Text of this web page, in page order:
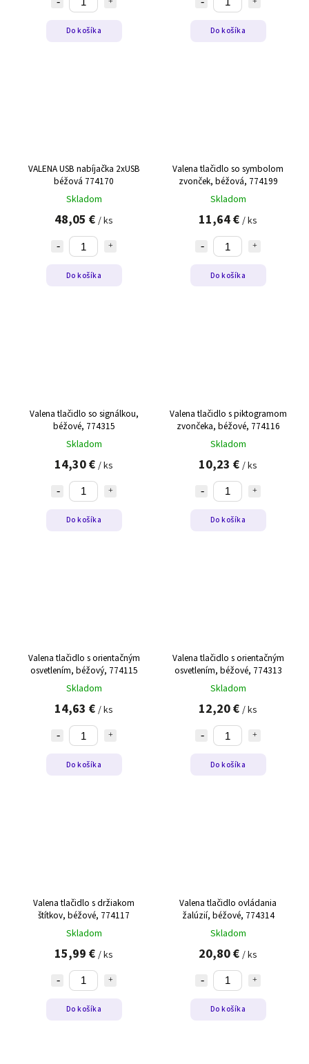
Do košíka Do košíka
VALENA USB nabíjačka 2xUSB
béžová 774170
Skladom
48,05 € / ks
Do košíka
Valena tlačidlo so symbolom
zvonček, béžová, 774199
Skladom
11,64 € / ks
Do košíka
Valena tlačidlo so signálkou,
béžové, 774315
Skladom
14,30 € / ks
Do košíka
Valena tlačidlo s piktogramom
zvončeka, béžové, 774116
Skladom
10,23 € / ks
Do košíka
Valena tlačidlo s orientačným
osvetlením, béžový, 774115
Skladom
14,63 € / ks
Do košíka
Valena tlačidlo s orientačným
osvetlením, béžové, 774313
Skladom
12,20 € / ks
Do košíka
Valena tlačidlo s držiakom
štítkov, béžové, 774117
Skladom
15,99 € / ks
Do košíka
Valena tlačidlo ovládania
žalúzií, béžové, 774314
Skladom
20,80 € / ks
Do košíka